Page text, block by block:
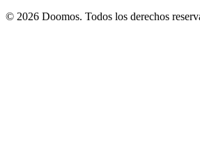
© 2026 Doomos. Todos los derechos